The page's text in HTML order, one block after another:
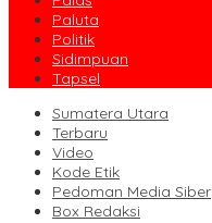
Paluta
Politik
Sidimpuan
Tapsel
Sumatera Utara
Terbaru
Video
Kode Etik
Pedoman Media Siber
Box Redaksi